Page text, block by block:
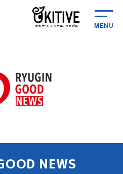
MENU
NEWS